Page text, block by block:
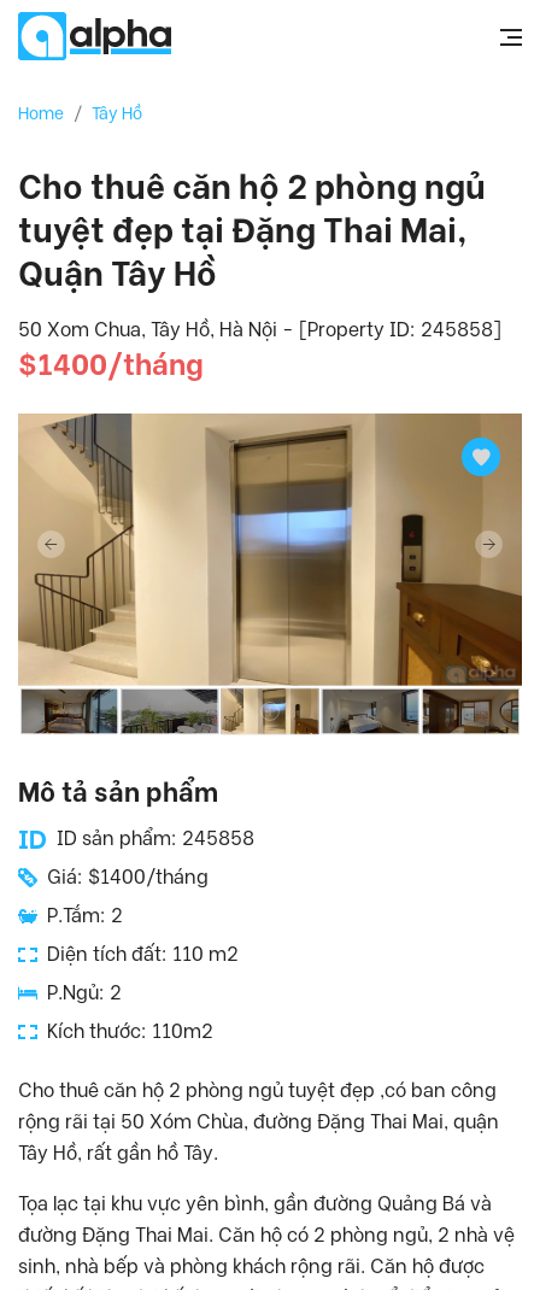
Home / Tây Hồ
Cho thuê căn hộ 2 phòng ngủ
tuyệt đẹp tại Đặng Thai Mai,
Quận Tây Hồ
50 Xom Chua, Tây Hồ, Hà Nội - [Property ID: 245858]
$1400/tháng
Mô tả sản phẩm
ID sản phẩm: 245858
Giá: $1400/tháng
P.Tắm: 2
Diện tích đất: 110 m2
P.Ngủ: 2
Kích thước: 110m2
Cho thuê căn hộ 2 phòng ngủ tuyệt đẹp ,có ban công
rộng rãi tại 50 Xóm Chùa, đường Đặng Thai Mai, quận
Tây Hồ, rất gần hồ Tây.
Tọa lạc tại khu vực yên bình, gần đường Quảng Bá và
đường Đặng Thai Mai. Căn hộ có 2 phòng ngủ, 2 nhà vệ
sinh, nhà bếp và phòng khách rộng rãi. Căn hộ được